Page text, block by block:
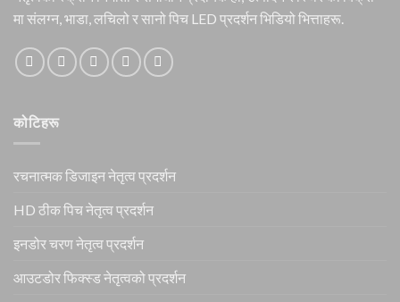
मा संलग्न, भाडा, लचिलो र सानो पिच LED प्रदर्शन भिडियो भित्ताहरू.
कोटिहरू
रचनात्मक डिजाइन नेतृत्व प्रदर्शन
HD ठीक पिच नेतृत्व प्रदर्शन
इनडोर चरण नेतृत्व प्रदर्शन
आउटडोर फिक्स्ड नेतृत्वको प्रदर्शन